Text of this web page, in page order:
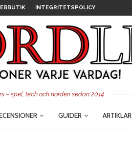
INTEGRITETSPOLICY
– spel, tech och nörderi sedan 2014.
GUIDER ARTIKLAR